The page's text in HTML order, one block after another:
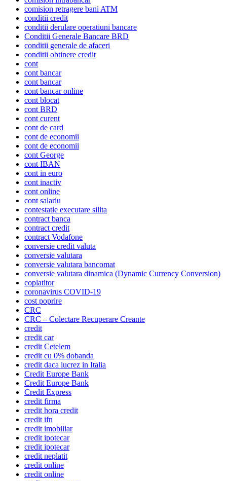
comision retragere bani ATM
conditii credit
conditii derulare operatiuni bancare
Conditii Generale Bancare BRD
conditii generale de afaceri
conditii obtinere credit
cont
cont bancar
cont bancar
cont bancar online
cont blocat
cont BRD
cont curent
cont de card
cont de economii
cont de economii
cont George
cont IBAN
cont in euro
cont inactiv
cont online
cont salariu
contestatie executare silita
contract banca
contract credit
contract Vodafone
conversie credit valuta
conversie valutara
conversie valutara bancomat
conversie valutara dinamica (Dynamic Currency Conversion)
coplatitor
coronavirus COVID-19
cost poprire
CRC
CRC – Colectare Recuperare Creante
credit
credit car
credit Cetelem
credit cu 0% dobanda
credit daca lucrez in Italia
Credit Europe Bank
Credit Europe Bank
Credit Express
credit firma
credit hora credit
credit ifn
credit imobiliar
credit ipotecar
credit ipotecar
credit neplatit
credit online
credit online